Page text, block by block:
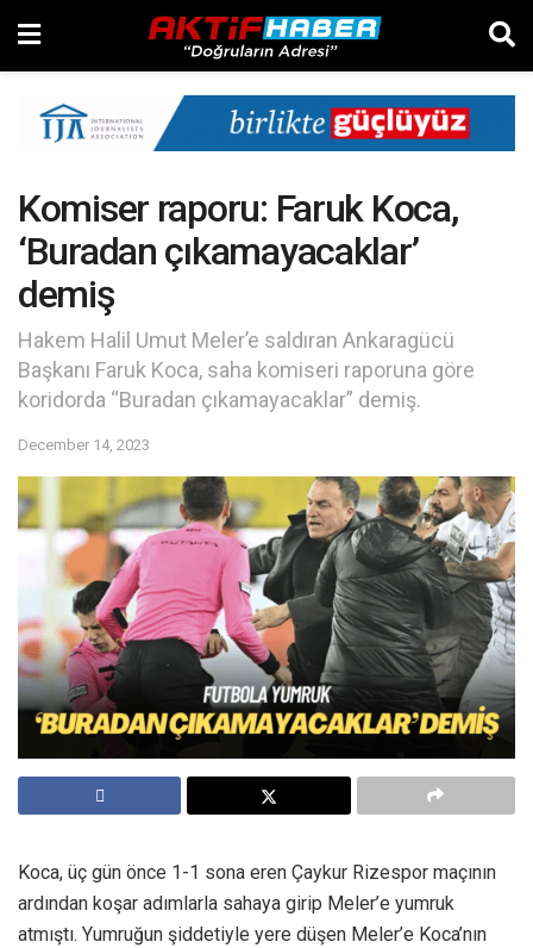
Komiser raporu: Faruk Koca,
‘Buradan çıkamayacaklar’
demiş
Hakem Halil Umut Meler’e saldıran Ankaragücü
Başkanı Faruk Koca, saha komiseri raporuna göre
koridorda “Buradan çıkamayacaklar” demiş.
December 14, 2023
Koca, üç gün önce 1-1 sona eren Çaykur Rizespor maçının
ardından koşar adımlarla sahaya girip Meler’e yumruk
atmıştı. Yumruğun şiddetiyle yere düşen Meler’e Koca’nın